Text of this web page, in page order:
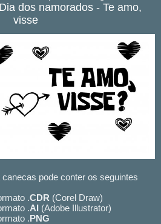
dos namorados - Te amo,
visse
pode conter os seguintes
.CDR (Corel Draw)
.AI (Adobe Illustrator)
.PNG